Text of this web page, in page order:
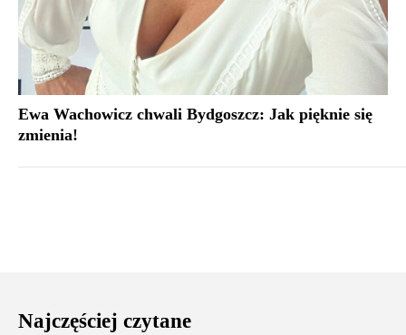
Ewa Wachowicz chwali Bydgoszcz: Jak pięknie się
zmienia!
Najczęściej czytane